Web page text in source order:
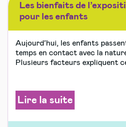
Les bienfaits de
pour les enfants
Aujourd’hui, les enfants
temps en contact avec la
Plusieurs facteurs expliquent
Lire la suite